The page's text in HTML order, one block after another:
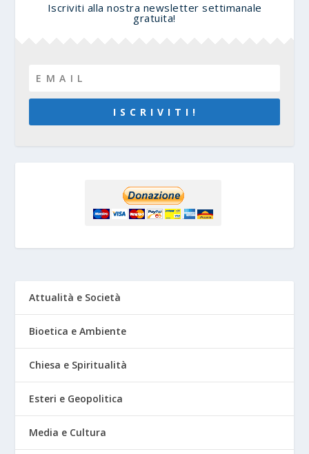
Iscriviti alla nostra newsletter settimanale
gratuita!
I S C R I V I T I !
Attualità e Società
Bioetica e Ambiente
Chiesa e Spiritualità
Esteri e Geopolitica
Media e Cultura